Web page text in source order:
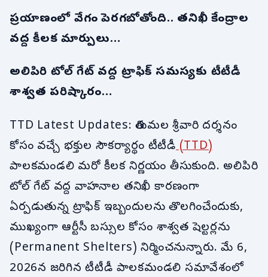
ప్రయాణంలో వేగం పెరగబోతోంది.. తనిఖీ కేంద్రాల
వద్ద కీలక మార్పులు…
అలిపిరి టోల్ గేట్ వద్ద ట్రాఫిక్ సమస్యకు టీటీడీ
శాశ్వత పరిష్కారం…
TTD Latest Updates: తిరుమల శ్రీవారి దర్శనం
కోసం వచ్చే భక్తుల సౌకర్యార్థం టీటీడీ(TTD)
పాలకమండలి మరో కీలక నిర్ణయం తీసుకుంది. అలిపిరి
టోల్ గేట్ వద్ద వాహనాల తనిఖీ కారణంగా
ఏర్పడుతున్న ట్రాఫిక్ ఇబ్బందులను తొలగించేందుకు,
ముఖ్యంగా ఆర్టీసీ బస్సుల కోసం శాశ్వత షెల్టర్లను
(Permanent Shelters) నిర్మించనున్నారు. మే 6,
2026న జరిగిన టీటీడీ పాలకమండలి సమావేశంలో